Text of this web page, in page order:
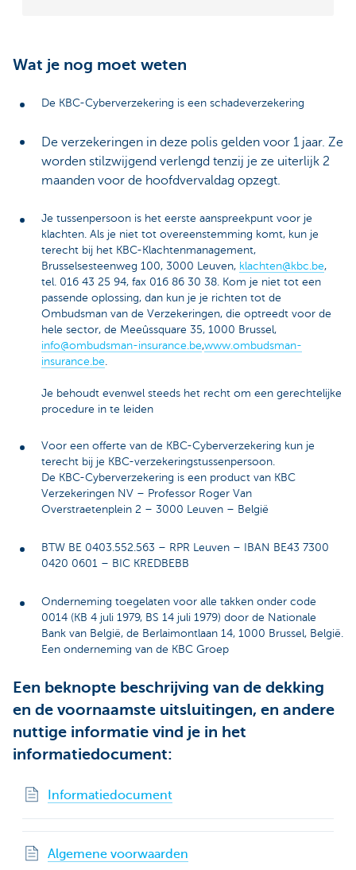
Wat je nog moet weten
De KBC-Cyberverzekering is een schadeverzekering
De verzekeringen in deze polis gelden voor 1 jaar. Ze
worden stilzwijgend verlengd tenzij je ze uiterlijk 2
maanden voor de hoofdvervaldag opzegt.
Je tussenpersoon is het eerste aanspreekpunt voor je
klachten. Als je niet tot overeenstemming komt, kun je
terecht bij het KBC-Klachtenmanagement,
Brusselsesteenweg 100, 3000 Leuven, klachten@kbc.be,
tel. 016 43 25 94, fax 016 86 30 38. Kom je niet tot een
passende oplossing, dan kun je je richten tot de
Ombudsman van de Verzekeringen, die optreedt voor de
hele sector, de Meeûssquare 35, 1000 Brussel,
info@ombudsman-insurance.be,www.ombudsman-
insurance.be
Je behoudt evenwel steeds het recht om een gerechtelijke
procedure in te leiden
Voor een offerte van de KBC-Cyberverzekering kun je
terecht bij je KBC-verzekeringstussenpersoon.
De KBC-Cyberverzekering is een product van KBC
Verzekeringen NV – Professor Roger Van
Overstraetenplein 2 – 3000 Leuven – België
BTW BE 0403.552.563 – RPR Leuven – IBAN BE43 7300
0420 0601 – BIC KREDBEBB
Onderneming toegelaten voor alle takken onder code
0014 (KB 4 juli 1979, BS 14 juli 1979) door de Nationale
Bank van België, de Berlaimontlaan 14, 1000 Brussel, België.
Een onderneming van de KBC Groep
Een beknopte beschrijving van de dekking
en de voornaamste uitsluitingen, en andere
nuttige informatie vind je in het
informatiedocument:
Informatiedocument
Algemene voorwaarden